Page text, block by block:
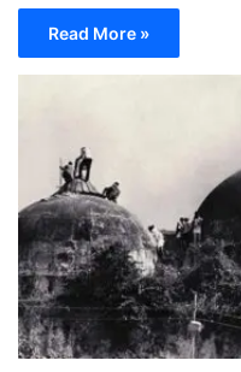
Read More »